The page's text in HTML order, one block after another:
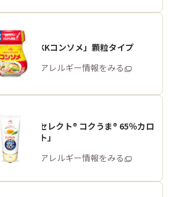
「味の素KKコンソメ」顆粒タイプ
商品・アレルギー情報をみる
「ピュアセレクト® コクうま® 65％カロ
リーカット」
商品・アレルギー情報をみる